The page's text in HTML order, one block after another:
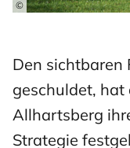
©
Den sichtbaren
geschuldet, hat
Allhartsberg
Strategie